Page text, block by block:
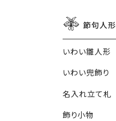
節句人形
いわい雛人形
いわい兜飾り
名入れ立て札
飾り小物